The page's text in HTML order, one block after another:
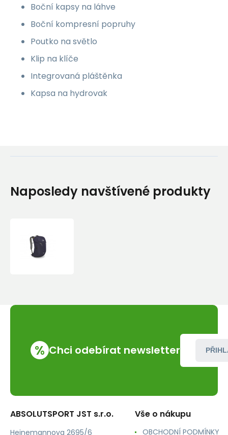
Boční kapsy na láhve
Boční kompresní popruhy
Poutko na světlo
Klip na klíče
Integrovaná pláštěnka
Kapsa na hydrovak
Naposledy navštívené produkty
% Chci odebírat newsletter
ABSOLUTSPORT JST s.r.o.
Heinemannova 2695/6
Vše o nákupu
OBCHODNÍ PODMÍNKY